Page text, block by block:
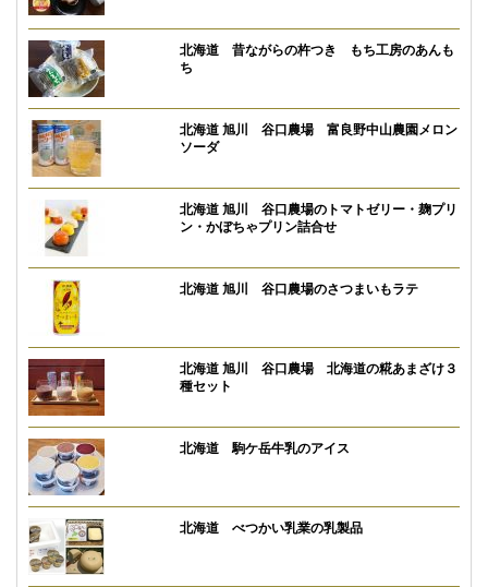
北海道 昔ながらの杵つき もち工房のあんも
ち
北海道 旭川 谷口農場 富良野中山農園メロン
ソーダ
北海道 旭川 谷口農場のトマトゼリー・麹プリ
ン・かぼちゃプリン詰合せ
北海道 旭川 谷口農場のさつまいもラテ
北海道 旭川 谷口農場 北海道の糀あまざけ３
種セット
北海道 駒ケ岳牛乳のアイス
北海道 べつかい乳業の乳製品